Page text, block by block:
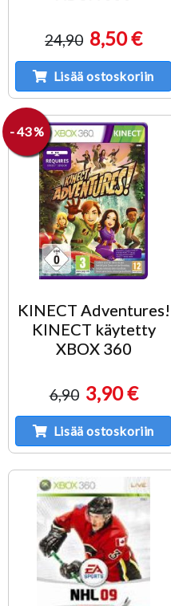
24,90 8,50 €
Lisää ostoskoriin
KINECT Adventures!
KINECT käytetty
XBOX 360
6,90 3,90 €
- 43 %
Lisää ostoskoriin